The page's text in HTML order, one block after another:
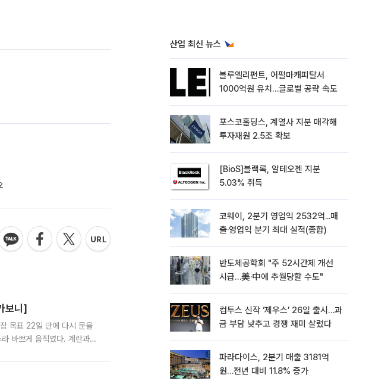
보니]
목표 22일 만에 다시 문을
바쁘게 움직였다. 계란과
산업 최신 뉴스
블루엘리펀트, 어펄마캐피탈서
1000억원 유치…글로벌 공략 속도
포스코홀딩스, 계열사 지분 매각해
투자재원 2.5조 확보
[BioS]블랙록, 알테오젠 지분
5.03% 취득
코웨이, 2분기 영업익 2532억...매
출·영업익 분기 최대 실적(종합)
반도체공학회 "주 52시간제 개선
시급…美·中에 추월당할 수도"
컴투스 신작 ‘제우스’ 26일 출시…과
금 부담 낮추고 경쟁 재미 살렸다
파라다이스, 2분기 매출 3181억
원…전년 대비 11.8% 증가